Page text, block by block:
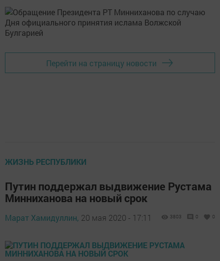
Перейти на страницу новости
ЖИЗНЬ РЕСПУБЛИКИ
Путин поддержал выдвижение Рустама
Минниханова на новый срок
Марат Хамидуллин, 20 мая 2020 - 17:11 3803 0 0